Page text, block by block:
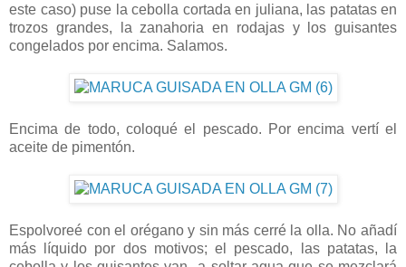
este caso) puse la cebolla cortada en juliana, las patatas en
trozos grandes, la zanahoria en rodajas y los guisantes
congelados por encima. Salamos.
Encima de todo, coloqué el pescado. Por encima vertí el
aceite de pimentón.
Espolvoreé con el orégano y sin más cerré la olla. No añadí
más líquido por dos motivos; el pescado, las patatas, la